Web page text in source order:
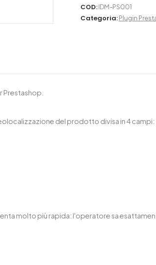
COD:IDM-PS001
Categoria:Plugin
del prodotto divisa in 4 campi:
molto più rapida: l'operatore sa